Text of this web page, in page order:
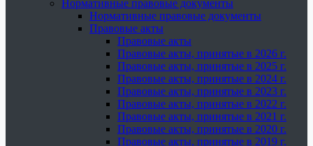
Нормативные правовые документы
Нормативные правовые документы
Правовые акты
Правовые акты
Правовые акты, принятые в 2026 г.
Правовые акты, принятые в 2025 г.
Правовые акты, принятые в 2024 г.
Правовые акты, принятые в 2023 г.
Правовые акты, принятые в 2022 г.
Правовые акты, принятые в 2021 г.
Правовые акты, принятые в 2020 г.
Правовые акты, принятые в 2019 г.